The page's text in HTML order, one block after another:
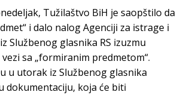
Tužilaštvo BiH je saopštilo da
i dalo nalog Agenciji za istrage i
Službenog glasnika RS izuzmu
sa „formiranim predmetom“.
u utorak iz Službenog glasnika
dokumentaciju, koja će biti